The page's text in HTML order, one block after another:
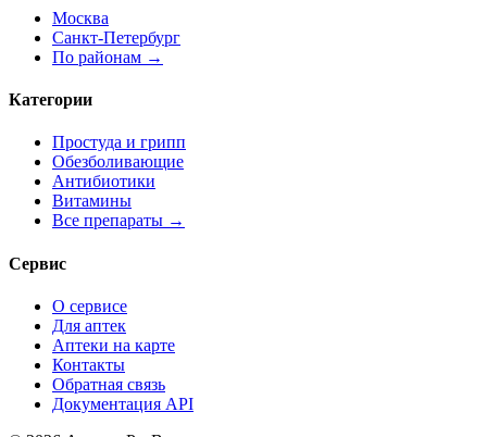
Москва
Санкт-Петербург
По районам →
Категории
Простуда и грипп
Обезболивающие
Антибиотики
Витамины
Все препараты →
Сервис
О сервисе
Для аптек
Аптеки на карте
Контакты
Обратная связь
Документация API